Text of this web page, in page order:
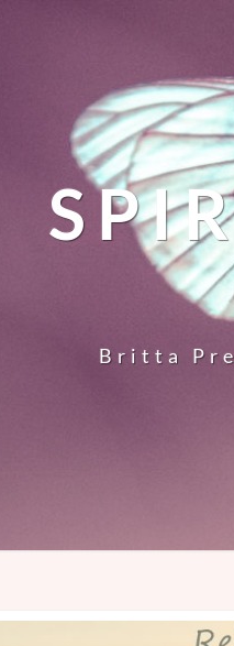
Britta